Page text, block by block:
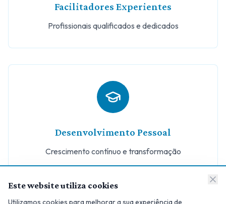
Facilitadores Experientes
Profissionais qualificados e dedicados
Desenvolvimento Pessoal
Crescimento contínuo e transformação
Este website utiliza cookies
Utilizamos cookies para melhorar a sua experiência de